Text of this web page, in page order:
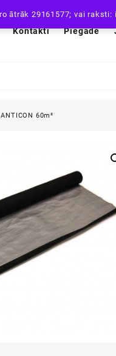
ātrāk 29161577; vai
Kontakti Piegāde
60m²